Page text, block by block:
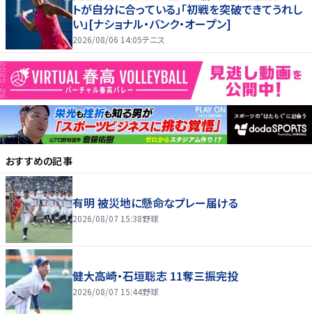
トが自分に合っている」「初戦を突破できてうれし
い」[ナショナル・バンク・オープン]
2026/08/06 14:05テニス
おすすめの記事
有明 被災地に懸命なプレー届ける
2026/08/07 15:38野球
健大高崎・石垣聡志 11奪三振完投
2026/08/07 15:44野球